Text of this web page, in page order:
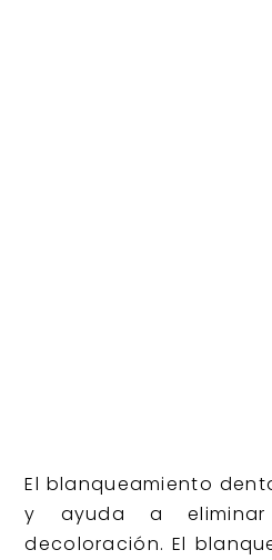
El blanqueamiento
y ayuda a
decoloración. El